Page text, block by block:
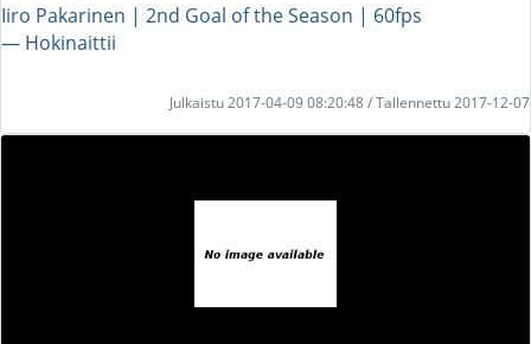
Iiro Pakarinen | 2nd Goal of the Season | 60fps
― Hokinaittii
Julkaistu 2017-04-09 08:20:48 / Tallennettu 2017-12-07